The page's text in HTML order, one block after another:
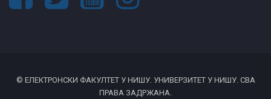
© ЕЛЕКТРОНСКИ ФАКУЛТЕТ У НИШУ. УНИВЕРЗИТЕТ У НИШУ. СВА
ПРАВА ЗАДРЖАНА.